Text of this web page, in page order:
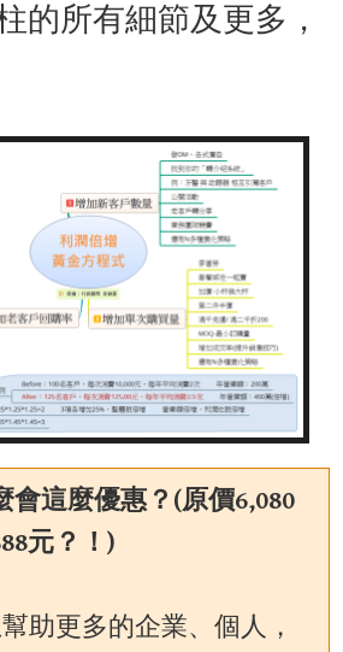
的所有細節及更多，
會這麼優惠？(原價6,080
元？！)
助更多的企業、個人，